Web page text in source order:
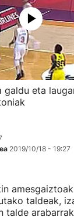
galdu eta
2019/10/18 - 19:27
taldeak,
talde